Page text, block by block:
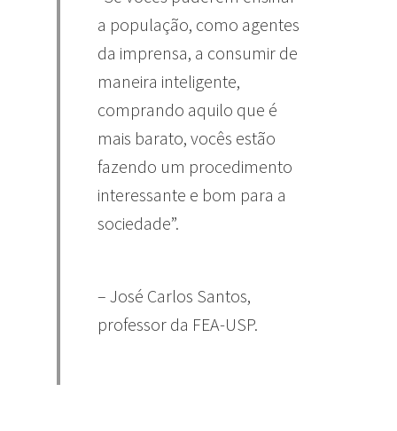
a população, como agentes
da imprensa, a consumir de
maneira inteligente,
comprando aquilo que é
mais barato, vocês estão
fazendo um procedimento
interessante e bom para a
sociedade”.
– José Carlos Santos,
professor da FEA-USP.